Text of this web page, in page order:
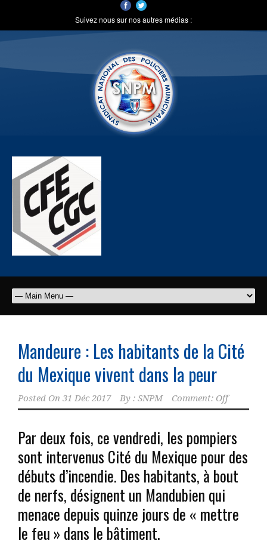
Suivez nous sur nos autres médias :
Mandeure : Les habitants de la Cité
du Mexique vivent dans la peur
Posted On 31 Déc 2017 By : SNPM Comment: Off
Par deux fois, ce vendredi, les pompiers
sont intervenus Cité du Mexique pour des
débuts d’incendie. Des habitants, à bout
de nerfs, désignent un Mandubien qui
menace depuis quinze jours de « mettre
le feu » dans le bâtiment.